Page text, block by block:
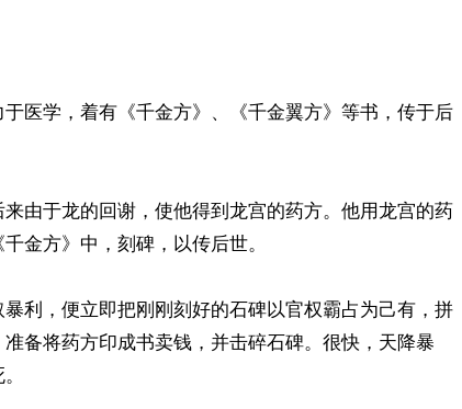
医学，着有《千金方》、《千金翼方》等书，传于后
由于龙的回谢，使他得到龙宫的药方。他用龙宫的药
金方》中，刻碑，以传后世。
利，便立即把刚刚刻好的石碑以官权霸占为己有，拼
备将药方印成书卖钱，并击碎石碑。很快，天降暴